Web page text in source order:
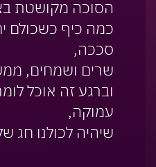
הסוכה מקושטת
כמה כיף כשכולם
סככה,
שרים ושמחים,
וברגע זה אוכל
עמוקה,
שיהיה לכולנו חג